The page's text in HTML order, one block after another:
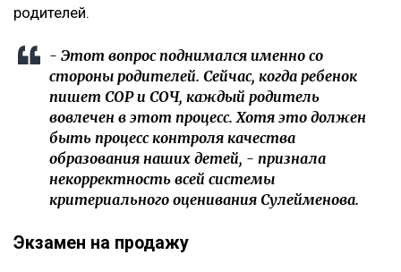
родителей.
- Этот вопрос поднимался именно со
стороны родителей. Сейчас, когда ребенок
пишет СОР и СОЧ, каждый родитель
вовлечен в этот процесс. Хотя это должен
быть процесс контроля качества
образования наших детей, - признала
некорректность всей системы
критериального оценивания Сулейменова.
Экзамен на продажу